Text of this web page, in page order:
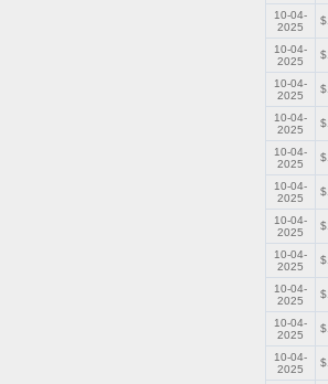
10-04-
2025
10-04-
2025
10-04-
2025
10-04-
2025
10-04-
2025
10-04-
2025
10-04-
2025
10-04-
2025
10-04-
2025
10-04-
2025
10-04-
2025